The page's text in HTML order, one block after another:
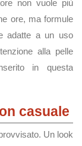
non vuole più
ore, ma formule
adatte a un uso
alla pelle
in questa
casuale
Un look